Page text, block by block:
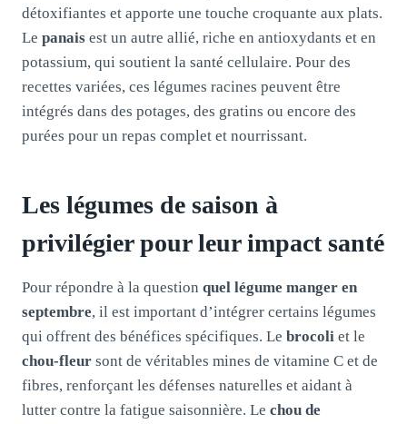
détoxifiantes et apporte une touche croquante aux plats.
Le panais est un autre allié, riche en antioxydants et en
potassium, qui soutient la santé cellulaire. Pour des
recettes variées, ces légumes racines peuvent être
intégrés dans des potages, des gratins ou encore des
purées pour un repas complet et nourrissant.
Les légumes de saison à
privilégier pour leur impact santé
Pour répondre à la question quel légume manger en
septembre, il est important d’intégrer certains légumes
qui offrent des bénéfices spécifiques. Le brocoli et le
chou-fleur sont de véritables mines de vitamine C et de
fibres, renforçant les défenses naturelles et aidant à
lutter contre la fatigue saisonnière. Le chou de